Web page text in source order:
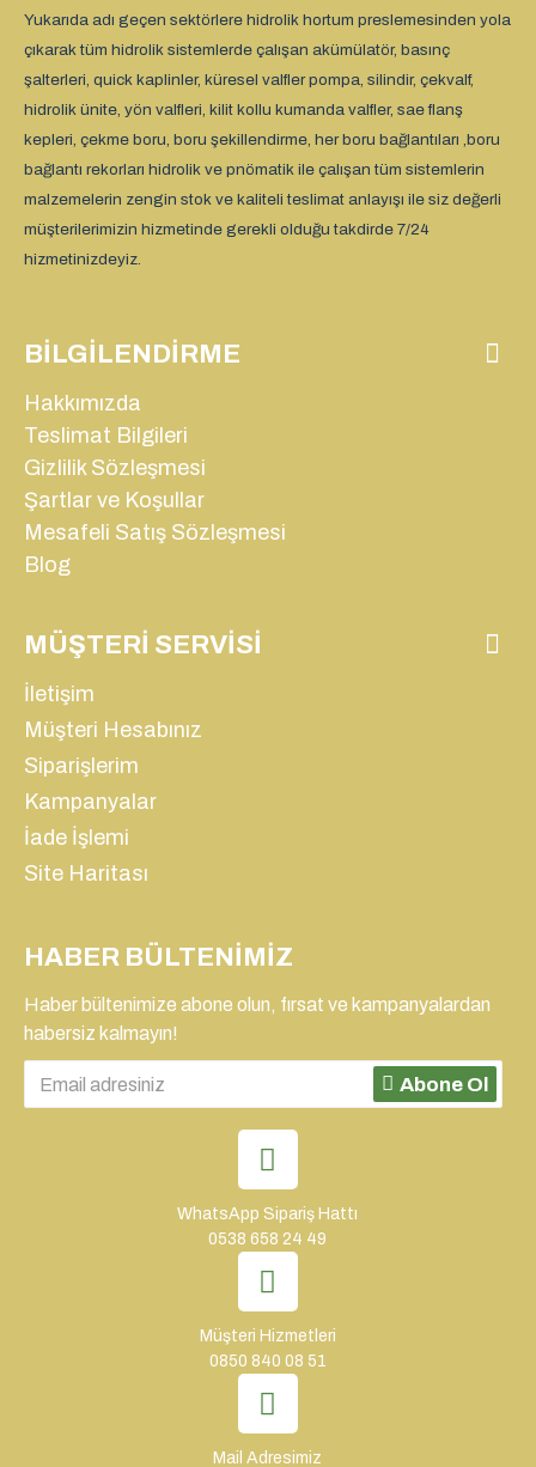
Yukarıda adı geçen sektörlere hidrolik hortum preslemesinden yola
çıkarak tüm hidrolik sistemlerde çalışan akümülatör, basınç
şalterleri, quick kaplinler, küresel valfler pompa, silindir, çekvalf,
hidrolik ünite, yön valfleri, kilit kollu kumanda valfler, sae flanş
kepleri, çekme boru, boru şekillendirme, her boru bağlantıları ,boru
bağlantı rekorları hidrolik ve pnömatik ile çalışan tüm sistemlerin
malzemelerin zengin stok ve kaliteli teslimat anlayışı ile siz değerli
müşterilerimizin hizmetinde gerekli olduğu takdirde 7/24
hizmetinizdeyiz.
BILGILENDIRME
Hakkımızda
Teslimat Bilgileri
Gizlilik Sözleşmesi
Şartlar ve Koşullar
Mesafeli Satış Sözleşmesi
Blog
MÜŞTERI SERVISI
İletişim
Müşteri Hesabınız
Siparişlerim
Kampanyalar
İade İşlemi
Site Haritası
HABER BÜLTENIMIZ
Haber bültenimize abone olun, fırsat ve kampanyalardan
habersiz kalmayın!
Abone Ol
WhatsApp Sipariş Hattı
0538 658 24 49
Müşteri Hizmetleri
0850 840 08 51
Mail Adresimiz